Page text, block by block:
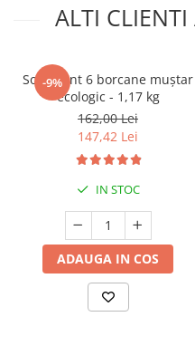
ALTI
-9%
Sortiment 6 borcane muștar
ecologic - 1,17 kg
162,00 Lei
147,42 Lei
IN STOC
ADAUGA IN COS